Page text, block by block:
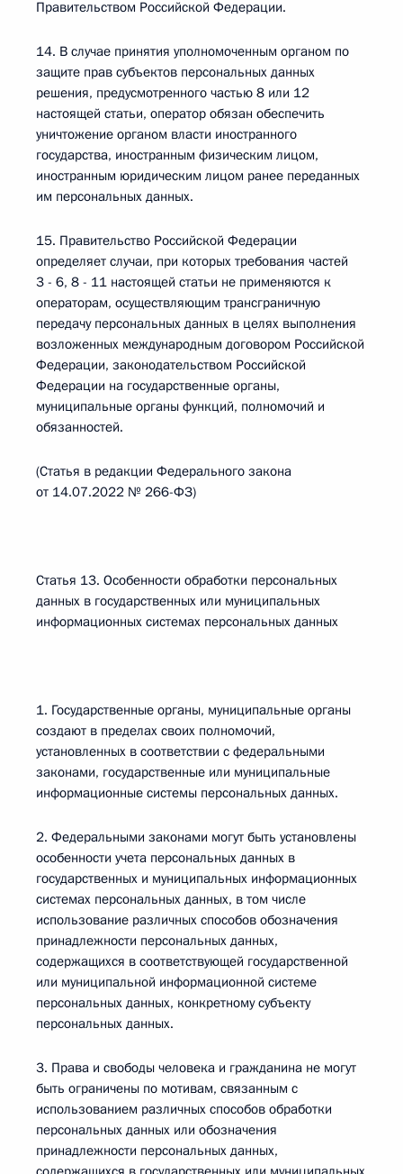
Правительством Российской Федерации.
14. В случае принятия уполномоченным органом по
защите прав субъектов персональных данных
решения, предусмотренного частью 8 или 12
настоящей статьи, оператор обязан обеспечить
уничтожение органом власти иностранного
государства, иностранным физическим лицом,
иностранным юридическим лицом ранее переданных
им персональных данных.
15. Правительство Российской Федерации
определяет случаи, при которых требования частей
3 - 6, 8 - 11 настоящей статьи не применяются к
операторам, осуществляющим трансграничную
передачу персональных данных в целях выполнения
возложенных международным договором Российской
Федерации, законодательством Российской
Федерации на государственные органы,
муниципальные органы функций, полномочий и
обязанностей.
(Статья в редакции Федерального закона
от 14.07.2022 № 266-ФЗ)
Статья 13. Особенности обработки персональных
данных в государственных или муниципальных
информационных системах персональных данных
1. Государственные органы, муниципальные органы
создают в пределах своих полномочий,
установленных в соответствии с федеральными
законами, государственные или муниципальные
информационные системы персональных данных.
2. Федеральными законами могут быть установлены
особенности учета персональных данных в
государственных и муниципальных информационных
системах персональных данных, в том числе
использование различных способов обозначения
принадлежности персональных данных,
содержащихся в соответствующей государственной
или муниципальной информационной системе
персональных данных, конкретному субъекту
персональных данных.
3. Права и свободы человека и гражданина не могут
быть ограничены по мотивам, связанным с
использованием различных способов обработки
персональных данных или обозначения
принадлежности персональных данных,